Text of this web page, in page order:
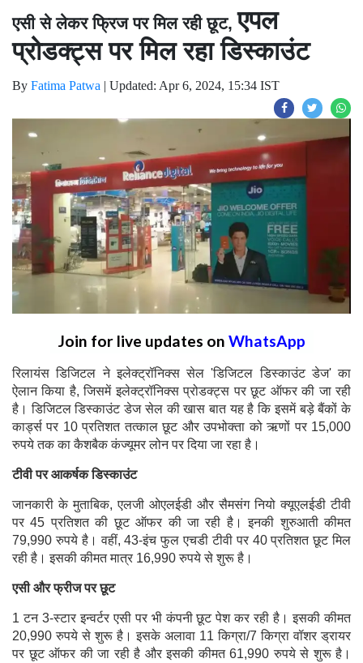
एसीसेलेकरफ्रिजपरमिलरहीछूट, एपल
प्रोडक्ट्स पर मिल रहा डिस्काउंट
By Fatima Patwa | Updated: Apr 6, 2024, 15:34 IST
Join for live updates on WhatsApp
रिलायंस डिजिटल ने इलेक्ट्रॉनिक्स सेल 'डिजिटल डिस्काउंट डेज' का
ऐलान किया है, जिसमें इलेक्ट्रॉनिक्स प्रोडक्ट्स पर छूट ऑफर की जा रही
है। डिजिटल डिस्काउंट डेज सेल की खास बात यह है कि इसमें बड़े बैंकों के
कार्ड्स पर 10 प्रतिशत तत्काल छूट और उपभोक्ता को ऋणों पर 15,000
रुपये तक का कैशबैक कंज्यूमर लोन पर दिया जा रहा है।
टीवी पर आकर्षक डिस्काउंट
जानकारी के मुताबिक, एलजी ओएलईडी और सैमसंग नियो क्यूएलईडी टीवी
पर 45 प्रतिशत की छूट ऑफर की जा रही है। इनकी शुरुआती कीमत
79,990 रुपये है। वहीं, 43-इंच फुल एचडी टीवी पर 40 प्रतिशत छूट मिल
रही है। इसकी कीमत मात्र 16,990 रुपये से शुरू है।
एसी और फ्रीज पर छूट
1 टन 3-स्टार इन्वर्टर एसी पर भी कंपनी छूट पेश कर रही है। इसकी कीमत
20,990 रुपये से शुरू है। इसके अलावा 11 किग्रा/7 किग्रा वॉशर ड्रायर
पर छूट ऑफर की जा रही है और इसकी कीमत 61,990 रुपये से शुरू है।